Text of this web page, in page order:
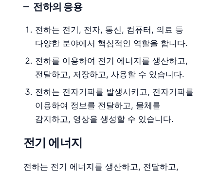
전하의 응용
전하는 전기, 전자, 통신, 컴퓨터, 의료 등
다양한 분야에서 핵심적인 역할을 합니다.
전하를 이용하여 전기 에너지를 생산하고,
전달하고, 저장하고, 사용할 수 있습니다.
전하는 전자기파를 발생시키고, 전자기파를
이용하여 정보를 전달하고, 물체를
감지하고, 영상을 생성할 수 있습니다.
전기 에너지
전하는 전기 에너지를 생산하고, 전달하고,